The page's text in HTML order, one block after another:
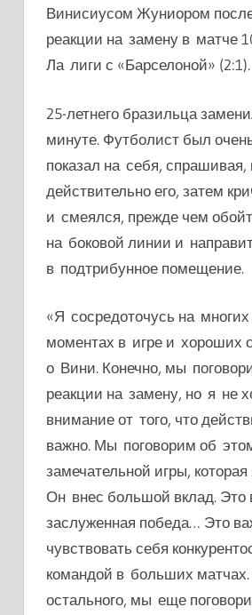
Винисиусом Жуниором после
реакции на замену в матче
Ла лиги с «Барселоной» (2:1).
25-летнего бразильца
минуте. Футболист был
показал на себя,
действительно его, затем
и смеялся, прежде чем
на боковой линии и
в подтрибунное помещение.
«Я сосредоточусь на
моментах в игре и хороших
о Вини. Конечно, мы
реакции на замену, но я не
внимание от того, что
важно. Мы поговорим об
замечательной игры,
Он внес большой вклад. Это
заслуженная победа… Это
чувствовать себя
командой в больших матчах.
остального, мы еще